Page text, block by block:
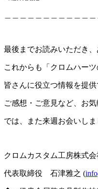
最後までお読みいただき、
これからも「クロムハー
皆さんに役立つ情報を提
ご感想・ご意見など、お気
では、また来週お会いしま
クロムカスタム工房株式会
代表取締役 石津雅之 (